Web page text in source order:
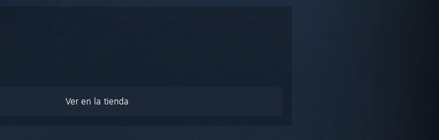
Ver en la tienda